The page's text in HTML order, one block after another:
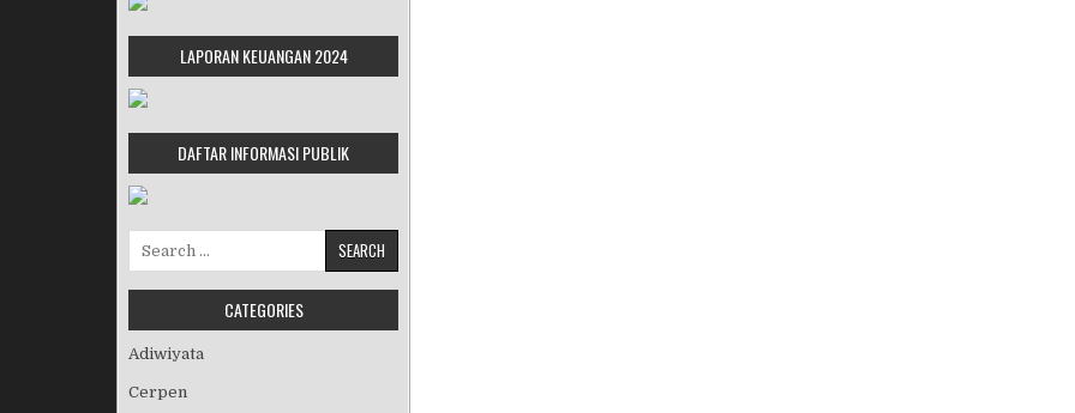
LAPORAN KEUANGAN 2024
DAFTAR INFORMASI PUBLIK
Search for:
CATEGORIES
Adiwiyata
Cerpen